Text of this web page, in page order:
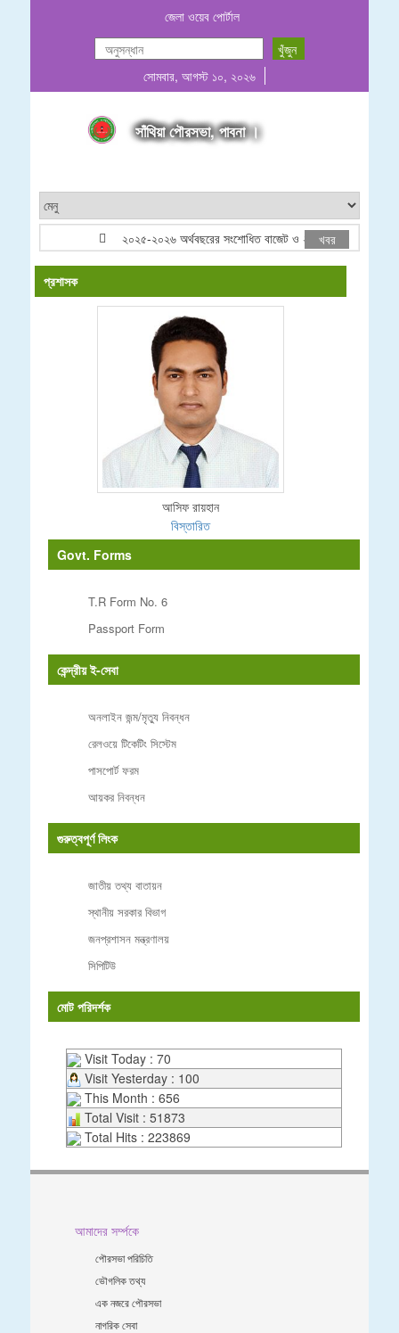
জেলা ওয়েব পোর্টাল
সোমবার, আগস্ট ১০, ২০২৬
সাঁথিয়া পৌরসভা, পাবনা ।
২০২৫-২০২৬ অর্থবছরের সংশোধিত বাজেট ও ২০২৬-২০২৭ অর্থবছরের
খবর
প্রশাসক
আসিফ রায়হান
বিস্তারিত
Govt. Forms
T.R Form No. 6
Passport Form
কেন্দ্রীয় ই-সেবা
অনলাইন জন্ম/মৃত্যু নিবন্ধন
রেলওয়ে টিকেটিং সিস্টেম
পাসপোর্ট ফরম
আয়কর নিবন্ধন
গুরুত্বপূর্ণ লিংক
জাতীয় তথ্য বাতায়ন
স্থানীয় সরকার বিভাগ
জনপ্রশাসন মন্ত্রণালয়
সিপিটিউ
মোট পরিদর্শক
Visit Today : 70
Visit Yesterday : 100
This Month : 656
Total Visit : 51873
Total Hits : 223869
আমাদের সর্ম্পকে
পৌরসভা পরিচিতি
ভৌগলিক তথ্য
এক নজরে পৌরসভা
নাগরিক সেবা